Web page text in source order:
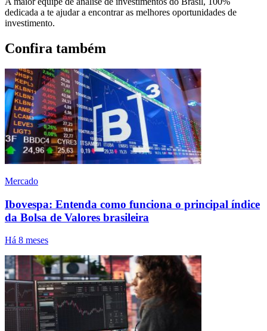
dedicada a te ajudar a encontrar as melhores oportunidades de
investimento.
Confira também
Mercado
Ibovespa: Entenda como funciona o principal índice
da Bolsa de Valores brasileira
Há 8 meses